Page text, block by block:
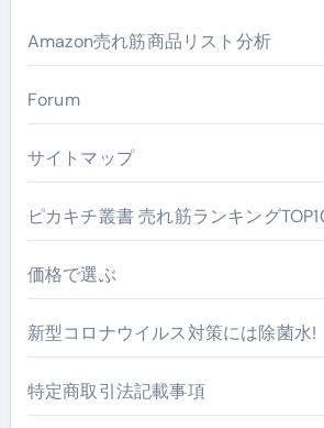
Amazon売れ筋商品リスト分析
Forum
サイトマップ
ピカキチ叢書 売れ筋ランキング
価格で選ぶ
新型コロナウイルス対策には除菌水!
特定商取引法記載事項